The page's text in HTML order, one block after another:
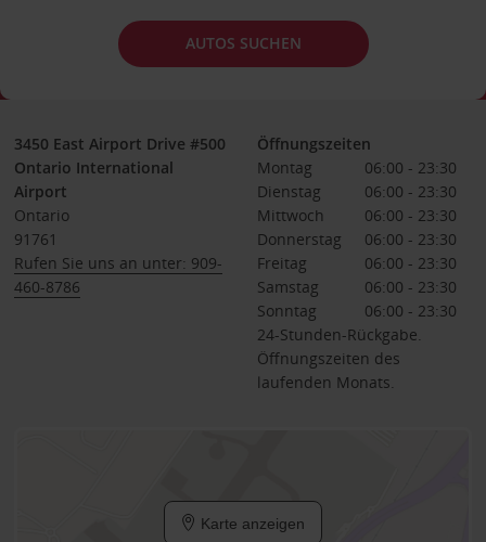
AUTOS SUCHEN
3450 East Airport Drive #500
Ontario International
Airport
Ontario
91761
Rufen Sie uns an unter: 909-
460-8786
Öffnungszeiten
Montag
06:00 - 23:30
Dienstag
06:00 - 23:30
Mittwoch
06:00 - 23:30
Donnerstag
06:00 - 23:30
Freitag
06:00 - 23:30
Samstag
06:00 - 23:30
Sonntag
06:00 - 23:30
24-Stunden-Rückgabe.
Öffnungszeiten des
laufenden Monats.
Karte anzeigen